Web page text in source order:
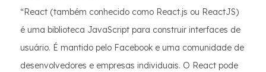
“React (também conhecido como React.js ou ReactJS)
é uma biblioteca JavaScript para construir interfaces de
usuário. É mantido pelo Facebook e uma comunidade de
desenvolvedores e empresas individuais. O React pode